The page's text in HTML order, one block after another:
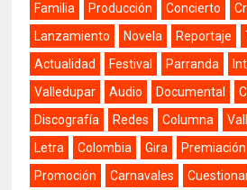
Familia
Producción Concierto
Lanzamiento
Novela Reportaje
Actualidad
Festival Parranda
Valledupar
Audio Documental
Discografía
Redes Columna
Letra
Colombia Gira Premiación
Promoción
Carnavales